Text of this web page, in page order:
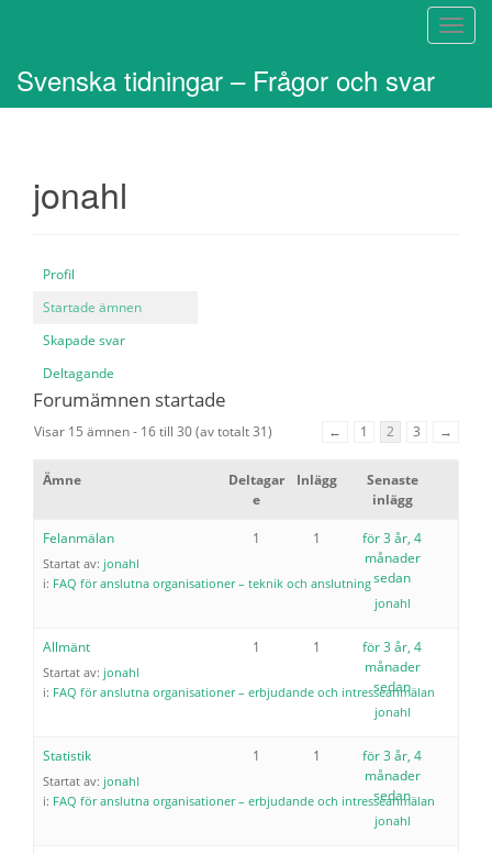
S
p
Svenska tidningar – Frågor och svar
jonahl
Profil
Startade ämnen
Skapade svar
Deltagande
Forumämnen startade
Visar 15 ämnen - 16 till 30 (av totalt 31) ← 1 2 3 →
Ämne
Deltagar
e
Inlägg
Senaste
inlägg
Felanmälan
Startat av: jonahl
i: FAQ för anslutna organisationer – teknik och anslutning
1 1
för 3 år, 4
månader
sedan
jonahl
Allmänt
Startat av: jonahl
i: FAQ för anslutna organisationer – erbjudande och intresseanmälan
1 1
för 3 år, 4
månader
sedan
jonahl
Statistik
Startat av: jonahl
i: FAQ för anslutna organisationer – erbjudande och intresseanmälan
1 1
för 3 år, 4
månader
sedan
jonahl